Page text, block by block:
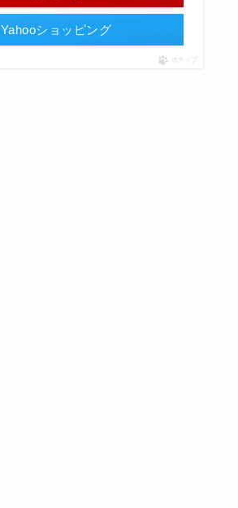
Yahooショッピング
ポチップ